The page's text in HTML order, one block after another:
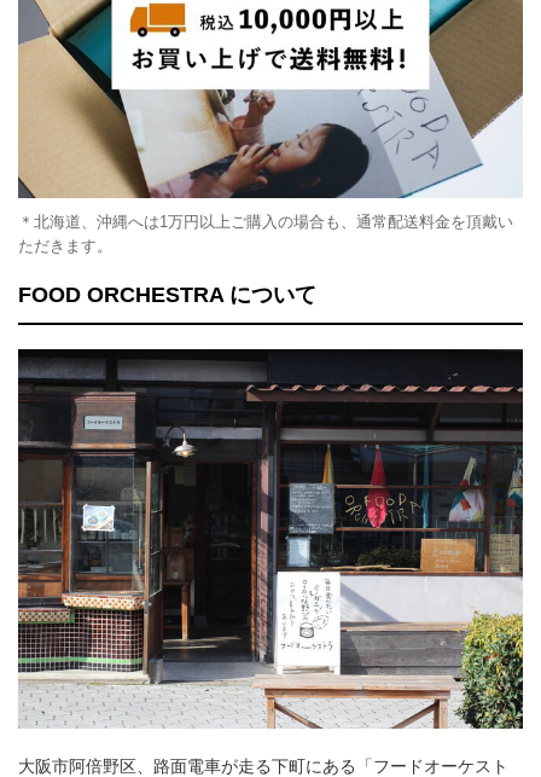
＊北海道、沖縄へは1万円以上ご購入の場合も、通常配送料金を頂戴い
ただきます。
FOOD ORCHESTRA について
大阪市阿倍野区、路面電車が走る下町にある「フードオーケスト